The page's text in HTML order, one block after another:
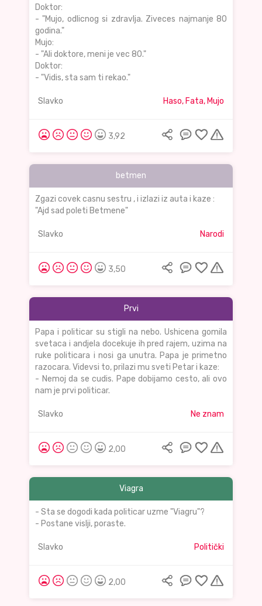
Doktor:
- "Mujo, odlicnog si zdravlja. Ziveces najmanje 80
godina."
Mujo:
- "Ali doktore, meni je vec 80."
Doktor:
- "Vidis, sta sam ti rekao."
Slavko Haso, Fata, Mujo
3,92
betmen
Zgazi covek casnu sestru , i izlazi iz auta i kaze :
"Ajd sad poleti Betmene"
Slavko Narodi
3,50
Prvi
Papa i politicar su stigli na nebo. Ushicena gomila
svetaca i andjela docekuje ih pred rajem, uzima na
ruke politicara i nosi ga unutra. Papa je primetno
razocara. Videvsi to, prilazi mu sveti Petar i kaze:
- Nemoj da se cudis. Pape dobijamo cesto, ali ovo
nam je prvi politicar.
Slavko Ne znam
2,00
Viagra
- Sta se dogodi kada politicar uzme "Viagru"?
- Postane vislji, poraste.
Slavko Politički
2,00